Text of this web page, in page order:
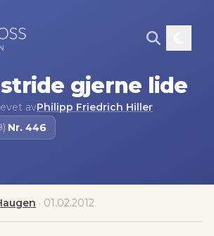
gjerne lide
avPhilipp Friedrich Hiller
·Nr. 446
· 01.02.2012